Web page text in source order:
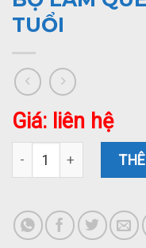
TUỔI
Giá: liên hệ
BỘ LÀM QUEN VỚI